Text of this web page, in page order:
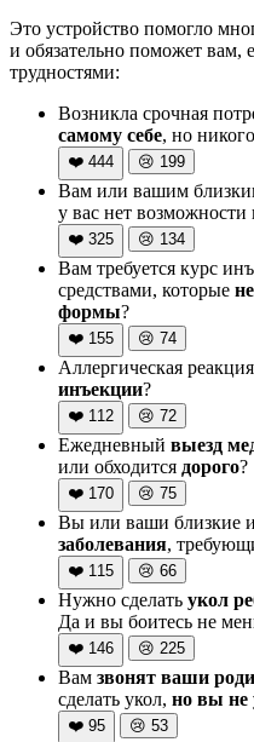
Это устройство помогло
и обязательно поможет вам,
трудностями:
Возникла срочная
самому себе, но
❤️ 444 😢 199
Вам или вашим
у вас нет
❤️ 325 😢 134
Вам требуется курс
средствами, которые
формы?
❤️ 155 😢 74
Аллергическая
инъекции?
❤️ 112 😢 72
Ежедневный выезд
или обходится дорого?
❤️ 170 😢 75
Вы или ваши близкие
заболевания,
❤️ 115 😢 66
Нужно сделать укол
Да и вы боитесь не
❤️ 146 😢 225
Вам звонят ваши
сделать укол, но вы не
❤️ 95 😢 53